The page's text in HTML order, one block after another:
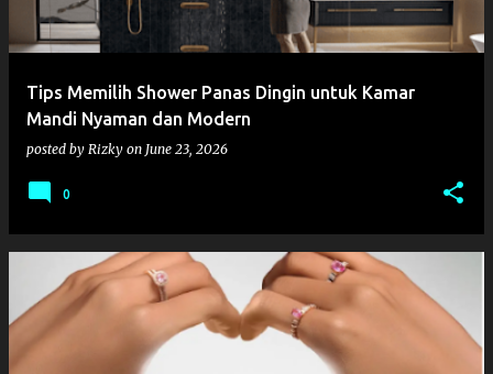
Tips Memilih Shower Panas Dingin untuk Kamar
Mandi Nyaman dan Modern
posted by Rizky on June 23, 2026
0